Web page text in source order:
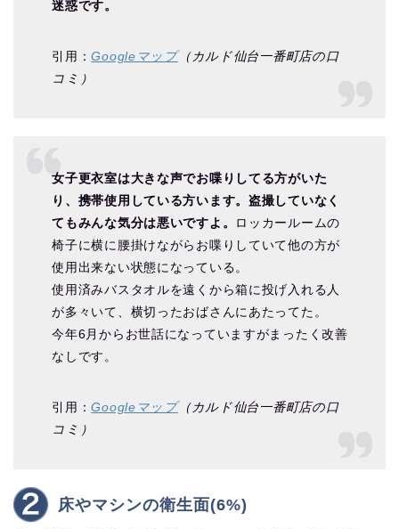
迷惑です。
引用：Googleマップ（カルド仙台一番町店の口
コミ）
女子更衣室は大きな声でお喋りしてる方がいた
り、携帯使用している方います。盗撮していなく
てもみんな気分は悪いですよ。
ロッカールームの
椅子に横に腰掛けながらお喋りしていて他の方が
使用出来ない状態になっている。
使用済みバスタオルを遠くから箱に投げ入れる人
が多々いて、横切ったおばさんにあたってた。
今年6月からお世話になっていますがまったく改善
なしです。
引用：Googleマップ（カルド仙台一番町店の口
コミ）
床やマシンの衛生面(6%)